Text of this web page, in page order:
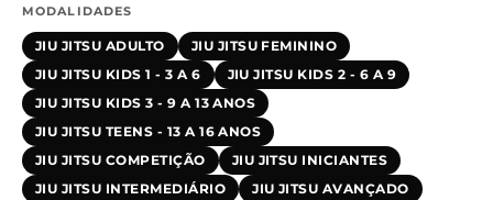
MODALIDADES
JIU JITSU ADULTO
JIU JITSU FEMININO
JIU JITSU KIDS 1 - 3 A 6
JIU JITSU KIDS 2 - 6 A 9
JIU JITSU KIDS 3 - 9 A 13 ANOS
JIU JITSU TEENS - 13 A 16 ANOS
JIU JITSU COMPETIÇÃO
JIU JITSU INICIANTES
JIU JITSU INTERMEDIÁRIO
JIU JITSU AVANÇADO